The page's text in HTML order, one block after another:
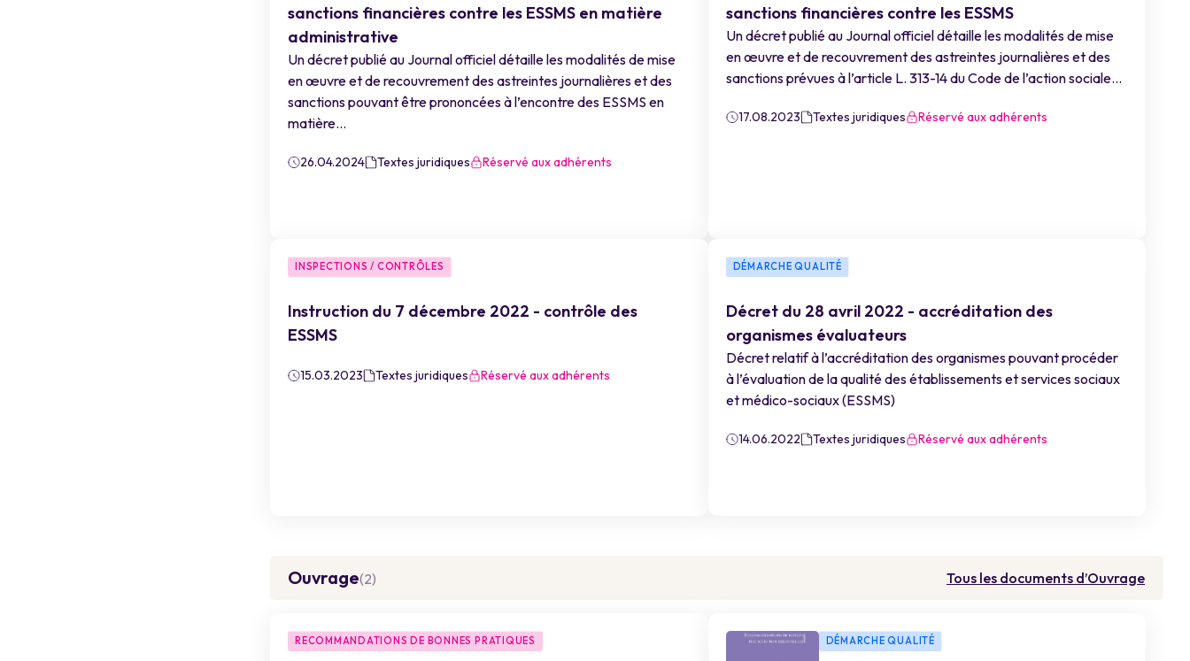
sanctions financières contre les ESSMS en matière
administrative
Un décret publié au Journal officiel détaille les modalités de mise
en œuvre et de recouvrement des astreintes journalières et des
sanctions pouvant être prononcées à l’encontre des ESSMS en
matière...
26.04.2024 Textes juridiques Réservé aux adhérents
sanctions financières contre les ESSMS
Un décret publié au Journal officiel détaille les modalités de mise
en œuvre et de recouvrement des astreintes journalières et des
sanctions prévues à l’article L. 313-14 du Code de l’action sociale...
17.08.2023 Textes juridiques Réservé aux adhérents
INSPECTIONS / CONTRÔLES
Instruction du 7 décembre 2022 - contrôle des
ESSMS
15.03.2023 Textes juridiques Réservé aux adhérents
DÉMARCHE QUALITÉ
Décret du 28 avril 2022 - accréditation des
organismes évaluateurs
Décret relatif à l’accréditation des organismes pouvant procéder
à l’évaluation de la qualité des établissements et services sociaux
et médico-sociaux (ESSMS)
14.06.2022 Textes juridiques Réservé aux adhérents
Ouvrage(2) Tous les documents d’Ouvrage
RECOMMANDATIONS DE BONNES PRATIQUES DÉMARCHE QUALITÉ